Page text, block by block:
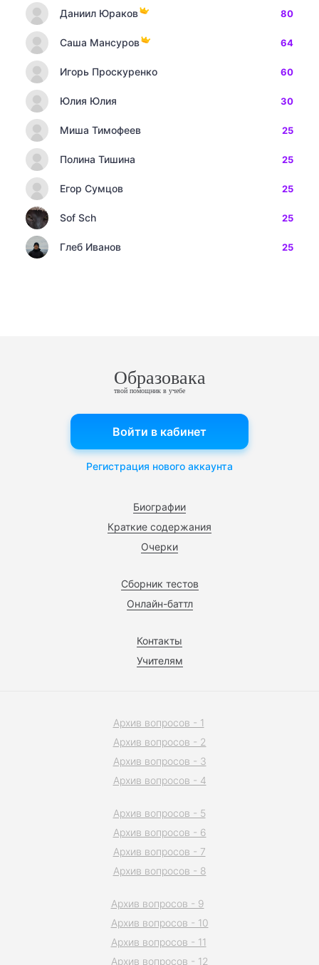
Даниил Юраков 80
Саша Мансуров 64
Игорь Проскуренко 60
Юлия Юлия 30
Миша Тимофеев 25
Полина Тишина 25
Егор Сумцов 25
Sof Sch 25
Глеб Иванов 25
Образовака
твой помощник в учебе
Биографии
Краткие содержания
Очерки
Сборник тестов
Онлайн-баттл
Контакты
Учителям
Войти в кабинет
Регистрация нового аккаунта
Архив вопросов - 1
Архив вопросов - 2
Архив вопросов - 3
Архив вопросов - 4
Архив вопросов - 5
Архив вопросов - 6
Архив вопросов - 7
Архив вопросов - 8
Архив вопросов - 9
Архив вопросов - 10
Архив вопросов - 11
Архив вопросов - 12